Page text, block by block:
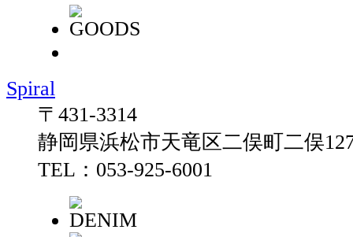
Spiral
〒431-3314
静岡県浜松市天竜区二俣町二俣
TEL：053-925-6001